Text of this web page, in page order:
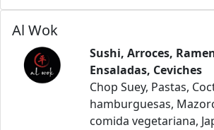
Al Wok
Sushi, Arroces,
Ensaladas, Ceviches
Chop Suey, Pastas,
hamburguesas,
comida vegetariana,